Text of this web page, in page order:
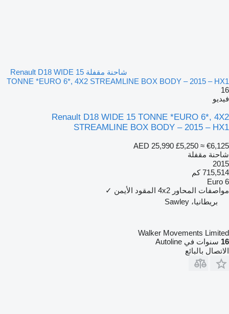
شاحنة مقفلة Renault D18 WIDE 15
TONNE *EURO 6*, 4X2 STREAMLINE BOX BODY – 2015 – HX1
16
فيديو
Renault D18 WIDE 15 TONNE *EURO 6*, 4X2
STREAMLINE BOX BODY – 2015 – HX1
AED 25,990 £5,250 ≈ €6,125
شاحنة مقفلة
2015
715,514 كم
Euro 6
مواصفات المحاور 4x2 المقود الأيمن ✓
بريطانيا، Sawley
Walker Movements Limited
16 سنوات في Autoline
الاتصال بالبائع